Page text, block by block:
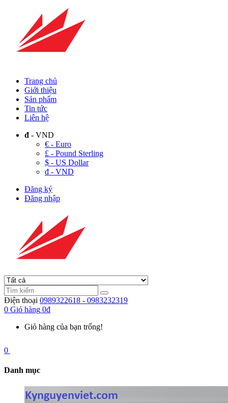
Trang chủ
Giới thiệu
Sản phẩm
Tin tức
Liên hệ
đ - VND
€ - Euro
£ - Pound Sterling
$ - US Dollar
đ - VND
Đăng ký
Đăng nhập
Điện thoại 0989322618 - 0983232319
0 Giỏ hàng 0đ
Giỏ hàng của bạn trống!
0
Danh mục